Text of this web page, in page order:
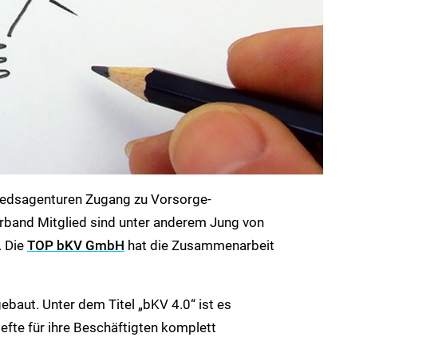
Zugang zu Vorsorge-
Mitglied sind unter anderem Jung von
Die TOP bKV GmbH hat die Zusammenarbeit
Unter dem Titel „bKV 4.0“ ist es
für ihre Beschäftigten komplett